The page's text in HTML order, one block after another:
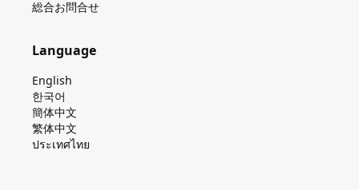
総合お問合せ
Language
English
한국어
簡体中文
繁体中文
ประเทศไทย